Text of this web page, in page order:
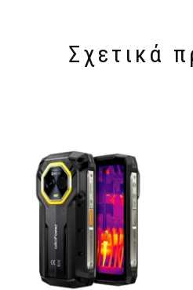
Σχετικά